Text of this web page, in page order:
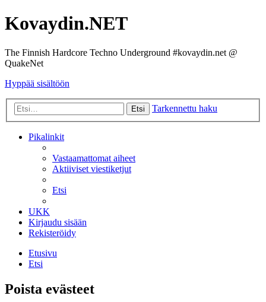
Kovaydin.NET
The Finnish Hardcore Techno Underground #kovaydin.net @
QuakeNet
Hyppää sisältöön
Etsi Tarkennettu haku
Pikalinkit
Vastaamattomat aiheet
Aktiiviset viestiketjut
Etsi
UKK
Kirjaudu sisään
Rekisteröidy
Etusivu
Etsi
Poista evästeet